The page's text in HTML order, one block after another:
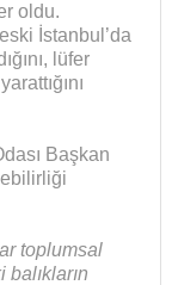
oldu.
İstanbul’da
lüfer
Başkan
toplumsal
balıkların